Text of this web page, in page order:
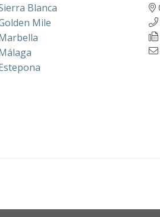
Blanca
Mile